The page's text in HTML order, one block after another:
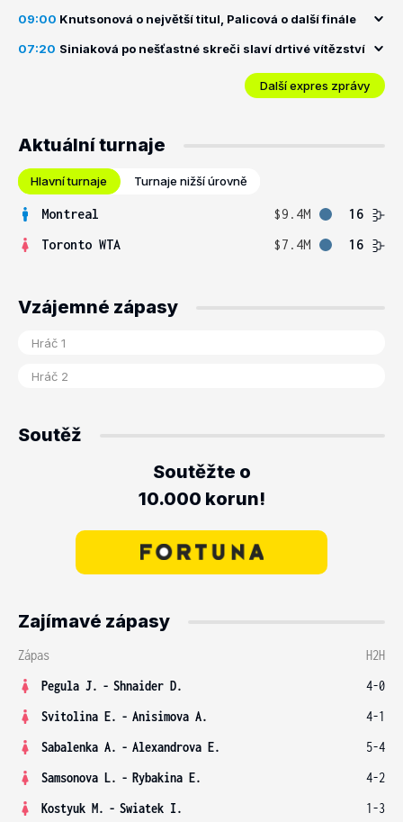
09:00 Knutsonová o největší titul, Palicová o další finále
07:20 Siniaková po nešťastné skreči slaví drtivé vítězství
Další expres zprávy
Aktuální turnaje
Hlavní turnaje Turnaje nižší úrovně
Montreal $9.4M
16
Toronto WTA
$7.4M 16
Vzájemné zápasy
Soutěž
Soutěžte o
10.000 korun!
Zajímavé zápasy
Zápas
H2H
Pegula J. - Shnaider D.
4-0
Svitolina E. - Anisimova A.
4-1
Sabalenka A. - Alexandrova E.
5-4
Samsonova L. - Rybakina E.
4-2
Kostyuk M. - Swiatek I.
1-3